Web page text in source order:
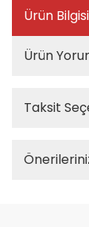
Ürün Bilgisi
Ürün
Taksit